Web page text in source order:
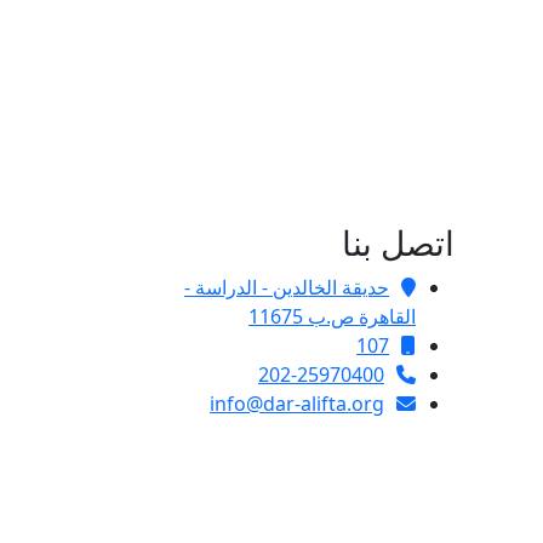
اتصل بنا
حديقة الخالدين - الدراسة -
القاهرة ص.ب 11675
107
202-25970400
info@dar-alifta.org